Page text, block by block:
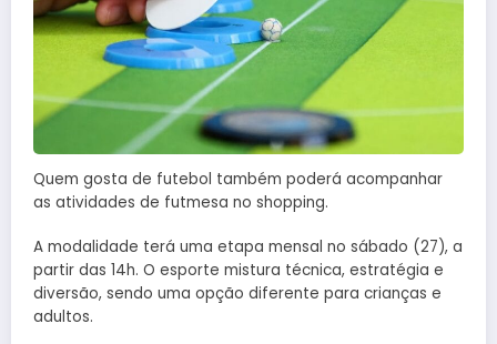
Quem gosta de futebol também poderá acompanhar
as atividades de futmesa no shopping.
A modalidade terá uma etapa mensal no sábado (27), a
partir das 14h. O esporte mistura técnica, estratégia e
diversão, sendo uma opção diferente para crianças e
adultos.